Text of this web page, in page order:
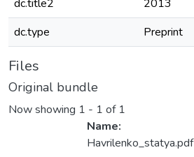
dc.title2
2013
dc.type
Preprint
Files
Original bundle
Now showing 1 - 1 of 1
Name:
Havrilenko_statya.pdf